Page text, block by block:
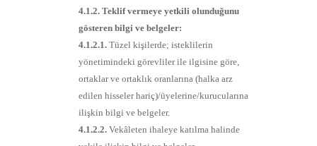
4.1.2. Teklif vermeye yetkili olunduğunu
gösteren bilgi ve belgeler:
4.1.2.1. Tüzel kişilerde; isteklilerin
yönetimindeki görevliler ile ilgisine göre,
ortaklar ve ortaklık oranlarına (halka arz
edilen hisseler hariç)/üyelerine/kurucularına
ilişkin bilgi ve belgeler.
4.1.2.2. Vekâleten ihaleye katılma halinde